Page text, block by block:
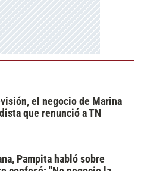
el negocio de Marina
que renunció a TN
Pampita habló sobre